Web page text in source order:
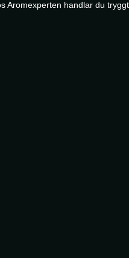
Aromexperten handlar du